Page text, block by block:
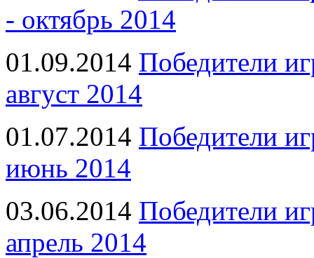
- октябрь 2014
01.09.2014 Победители
август 2014
01.07.2014 Победители
июнь 2014
03.06.2014 Победители
апрель 2014